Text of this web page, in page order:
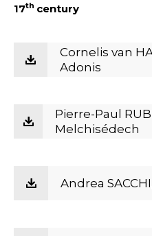
17th century
Cornelis van
Adonis
Pierre-Paul
Melchisédech
Andrea